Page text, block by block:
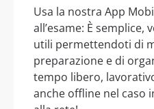
Usa la nostra App
all’esame: È semplice,
utili permettendoti di
preparazione e di
tempo libero,
anche offline nel caso